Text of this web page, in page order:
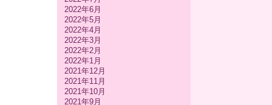
2022年6月
2022年5月
2022年4月
2022年3月
2022年2月
2022年1月
2021年12月
2021年11月
2021年10月
2021年9月